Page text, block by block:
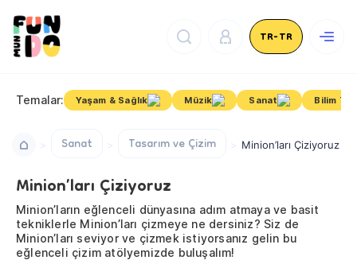
TR-TR
Temalar: Yaşam & Sağlık Müzik Sanat Bilim
Sanat Tasarım ve Çizim Minion’ları Çiziyoruz
Minion’ları Çiziyoruz
Minion’ların eğlenceli dünyasına adım atmaya ve basit
tekniklerle Minion’ları çizmeye ne dersiniz? Siz de
Minion’ları seviyor ve çizmek istiyorsanız gelin bu
eğlenceli çizim atölyemizde buluşalım!